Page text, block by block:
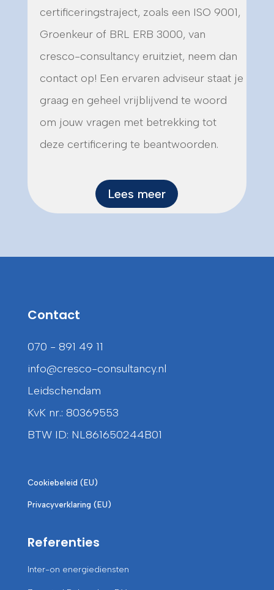
certificeringstraject, zoals een ISO 9001,
Groenkeur of BRL ERB 3000, van
cresco-consultancy eruitziet, neem dan
contact op! Een ervaren adviseur staat je
graag en geheel vrijblijvend te woord
om jouw vragen met betrekking tot
deze certificering te beantwoorden.
Lees meer
Contact
070 - 891 49 11
info@cresco-consultancy.nl
Leidschendam
KvK nr.: 80369553
BTW ID: NL861650244B01
Cookiebeleid (EU)
Privacyverklaring (EU)
Referenties
Inter-on energiediensten